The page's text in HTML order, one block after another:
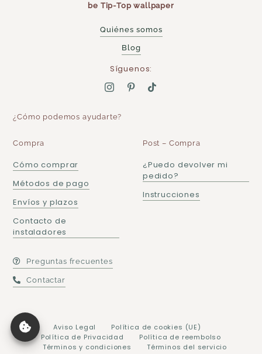
be Tip-Top wallpaper
Quiénes somos
Blog
Síguenos:
¿Cómo podemos ayudarte?
Compra
Cómo comprar
Métodos de pago
Envíos y plazos
Contacto de
instaladores
Post – Compra
¿Puedo devolver mi
pedido?
Instrucciones
Preguntas frecuentes
Contactar
Aviso Legal
Política de cookies (UE)
Política de Privacidad
Política de reembolso
Términos y condiciones
Términos del servicio